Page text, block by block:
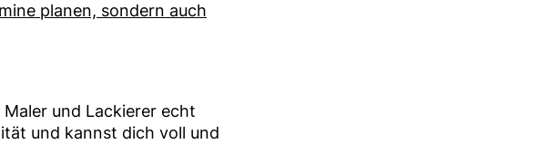
planen, sondern auch
und Lackierer echt
und kannst dich voll und